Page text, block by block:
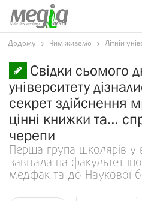
Додому Чим живемо Літній
Свідки сьомого
університету
секрет здійснення
цінні книжки та…
черепи
Перша група школярів у
завітала на факультет
медфак та до Наукової